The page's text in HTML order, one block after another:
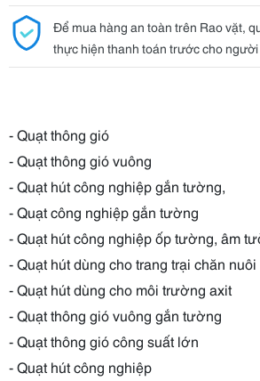
Để mua hàng an toàn trên Rao vặt,
thực hiện thanh toán trước cho
- Quạt thông gió
- Quạt thông gió vuông
- Quạt hút công nghiệp gắn tường,
- Quạt công nghiệp gắn tường
- Quạt hút công nghiệp ốp tường, âm
- Quạt hút dùng cho trang trại chăn nuôi
- Quạt hút dùng cho môi trường axit
- Quạt thông gió vuông gắn tường
- Quạt thông gió công suất lớn
- Quạt hút công nghiệp